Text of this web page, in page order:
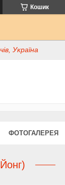
Кошик
Україна
ФОТОГАЛЕРЕЯ